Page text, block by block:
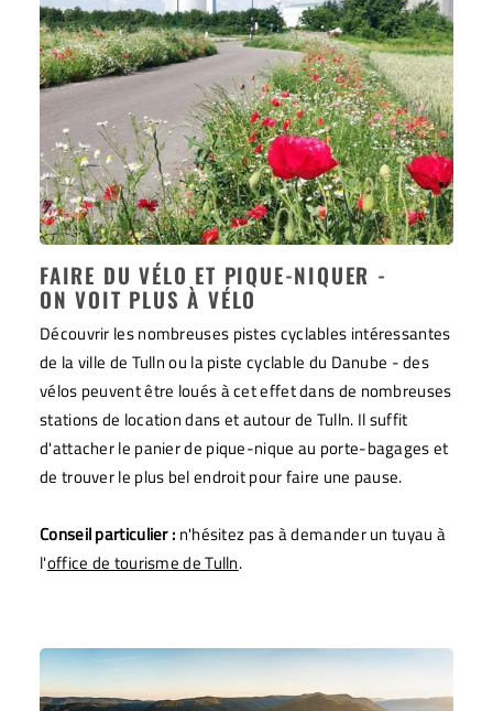
FAIRE DU VÉLO ET PIQUE-NIQUER -
ON VOIT PLUS À VÉLO
Découvrir les nombreuses pistes cyclables intéressantes
de la ville de Tulln ou la piste cyclable du Danube - des
vélos peuvent être loués à cet effet dans de nombreuses
stations de location dans et autour de Tulln. Il suffit
d'attacher le panier de pique-nique au porte-bagages et
de trouver le plus bel endroit pour faire une pause.
Conseil particulier : n'hésitez pas à demander un tuyau à
l'office de tourisme de Tulln.